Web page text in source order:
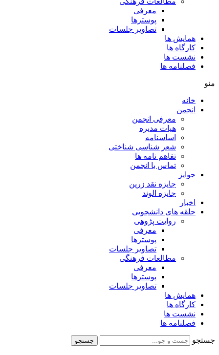
معرفی
پوسترها
تصاویر جلسات
همایش ها
کارگاه ها
نشست ها
فصلنامه ها
منو
خانه
انجمن
معرفی انجمن
هیات مدیره
اساسنامه
شعر شناسی شناختی
تفاهم نامه ها
تماس با انجمن
جوایز
جایزه نقد زرین
جایزه الوند
اخبار
حلقه های دانشجویی
روایت پژوهی
معرفی
پوسترها
تصاویر جلسات
مطالعات فرهنگی
معرفی
پوسترها
تصاویر جلسات
همایش ها
کارگاه ها
نشست ها
فصلنامه ها
جستجو جستجو